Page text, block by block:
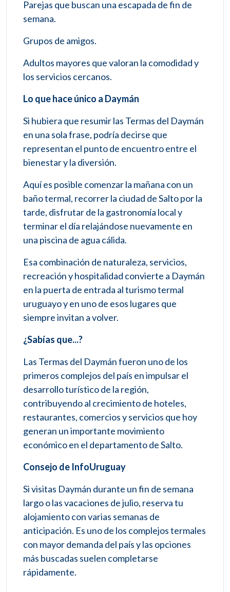
Parejas que buscan una escapada de fin de
semana.
Grupos de amigos.
Adultos mayores que valoran la comodidad y
los servicios cercanos.
Lo que hace único a Daymán
Si hubiera que resumir las Termas del Daymán
en una sola frase, podría decirse que
representan el punto de encuentro entre el
bienestar y la diversión.
Aquí es posible comenzar la mañana con un
baño termal, recorrer la ciudad de Salto por la
tarde, disfrutar de la gastronomía local y
terminar el día relajándose nuevamente en
una piscina de agua cálida.
Esa combinación de naturaleza, servicios,
recreación y hospitalidad convierte a Daymán
en la puerta de entrada al turismo termal
uruguayo y en uno de esos lugares que
siempre invitan a volver.
¿Sabías que...?
Las Termas del Daymán fueron uno de los
primeros complejos del país en impulsar el
desarrollo turístico de la región,
contribuyendo al crecimiento de hoteles,
restaurantes, comercios y servicios que hoy
generan un importante movimiento
económico en el departamento de Salto.
Consejo de InfoUruguay
Si visitas Daymán durante un fin de semana
largo o las vacaciones de julio, reserva tu
alojamiento con varias semanas de
anticipación. Es uno de los complejos termales
con mayor demanda del país y las opciones
más buscadas suelen completarse
rápidamente.